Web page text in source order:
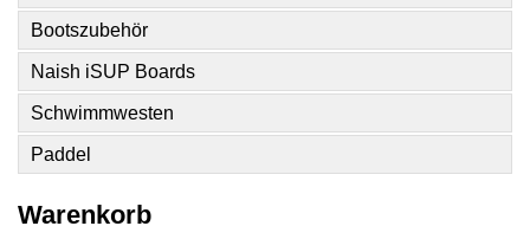
Bootszubehör
Naish iSUP Boards
Schwimmwesten
Paddel
Warenkorb